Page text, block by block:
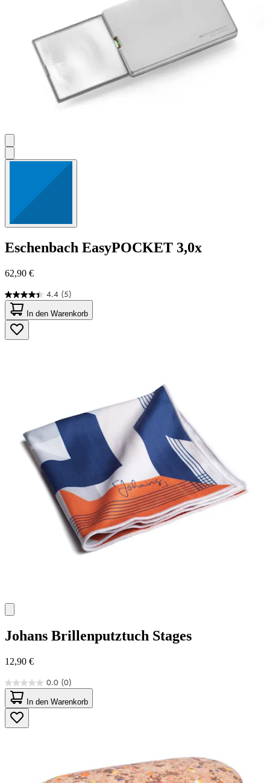
Eschenbach EasyPOCKET 3,0x
62,90 €
4.4 (5)
4.4
von
5
Sternen.
5
In den Warenkorb
Johans Brillenputztuch Stages
12,90 €
0.0 (0)
0.0
von
5
Sternen.
In den Warenkorb